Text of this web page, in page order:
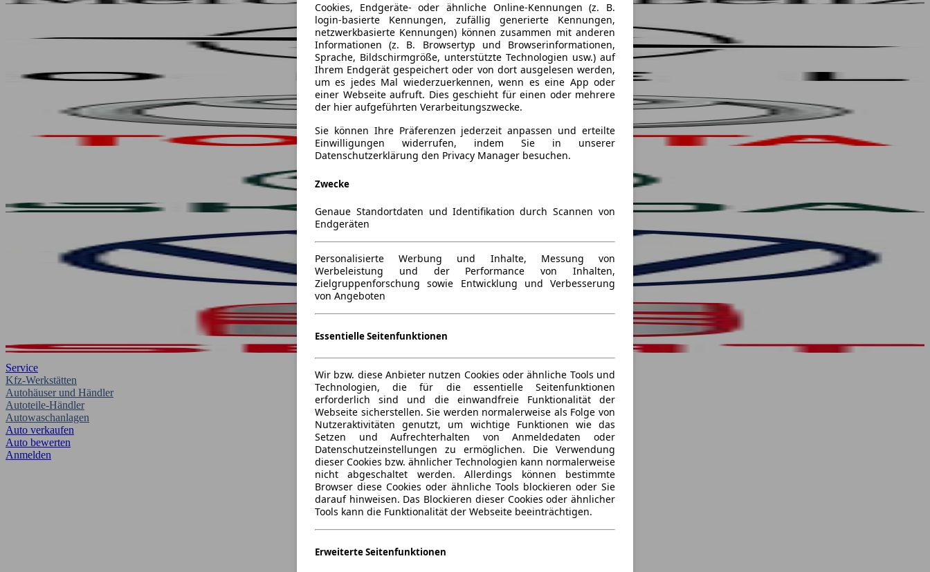
Service
Kfz-Werkstätten
Autohäuser und Händler
Autoteile-Händler
Autowaschanlagen
Auto verkaufen
Auto bewerten
Anmelden
Cookies, Endgeräte- oder ähnliche Online-Kennungen (z. B.
login-basierte Kennungen, zufällig generierte Kennungen,
netzwerkbasierte Kennungen) können zusammen mit anderen
Informationen (z. B. Browsertyp und Browserinformationen,
Sprache, Bildschirmgröße, unterstützte Technologien usw.) auf
Ihrem Endgerät gespeichert oder von dort ausgelesen werden,
um es jedes Mal wiederzuerkennen, wenn es eine App oder
einer Webseite aufruft. Dies geschieht für einen oder mehrere
der hier aufgeführten Verarbeitungszwecke.
Sie können Ihre Präferenzen jederzeit anpassen und erteilte
Einwilligungen widerrufen, indem Sie in unserer
Datenschutzerklärung den Privacy Manager besuchen.
Zwecke
Genaue Standortdaten und Identifikation durch Scannen von
Endgeräten
Personalisierte Werbung und Inhalte, Messung von
Werbeleistung und der Performance von Inhalten,
Zielgruppenforschung sowie Entwicklung und Verbesserung
von Angeboten
Essentielle Seitenfunktionen
Wir bzw. diese Anbieter nutzen Cookies oder ähnliche Tools und
Technologien, die für die essentielle Seitenfunktionen
erforderlich sind und die einwandfreie Funktionalität der
Webseite sicherstellen. Sie werden normalerweise als Folge von
Nutzeraktivitäten genutzt, um wichtige Funktionen wie das
Setzen und Aufrechterhalten von Anmeldedaten oder
Datenschutzeinstellungen zu ermöglichen. Die Verwendung
dieser Cookies bzw. ähnlicher Technologien kann normalerweise
nicht abgeschaltet werden. Allerdings können bestimmte
Browser diese Cookies oder ähnliche Tools blockieren oder Sie
darauf hinweisen. Das Blockieren dieser Cookies oder ähnlicher
Tools kann die Funktionalität der Webseite beeinträchtigen.
Erweiterte Seitenfunktionen